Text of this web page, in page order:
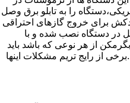
را به تابلو برق وصل
برای خروج گازهای احتراقی
در دستگاه نصب شده و با
از هر نوعی که باشد باید
از رایج تریم مشکلات اینها